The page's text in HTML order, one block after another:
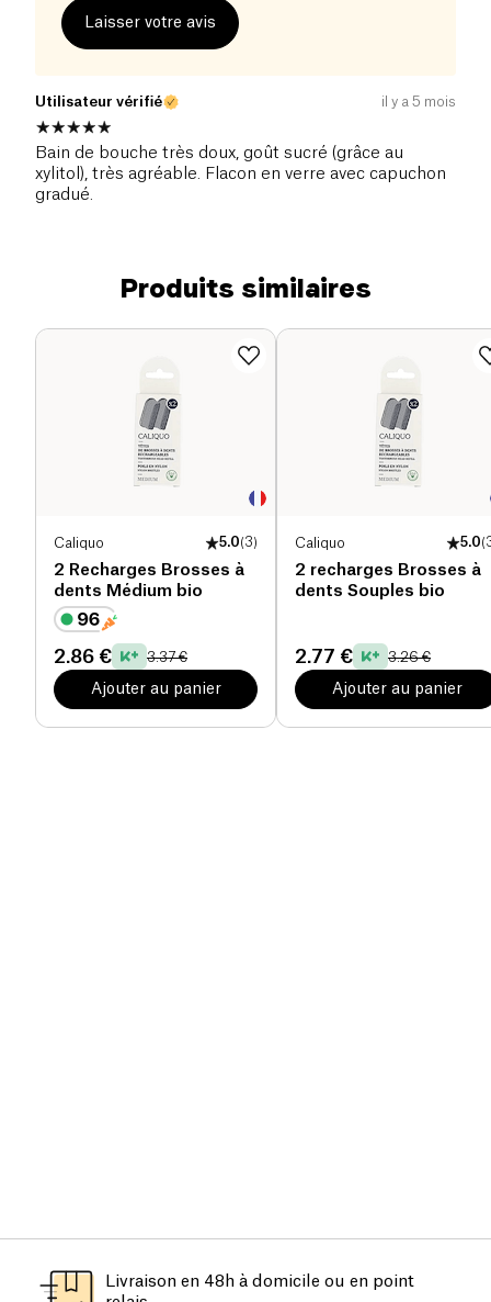
Laisser votre avis
Utilisateur vérifié il y a 5 mois
Bain de bouche très doux, goût sucré (grâce au
xylitol), très agréable. Flacon en verre avec capuchon
gradué.
Produits similaires
Caliquo 5.0(3)
2 Recharges Brosses à
dents Médium bio
2.86 € 3.37 €
Ajouter au panier
Caliquo 5.0(
2 recharges Brosses à
dents Souples bio
2.77 € 3.26 €
Ajouter au panier
Livraison en 48h à domicile ou en point